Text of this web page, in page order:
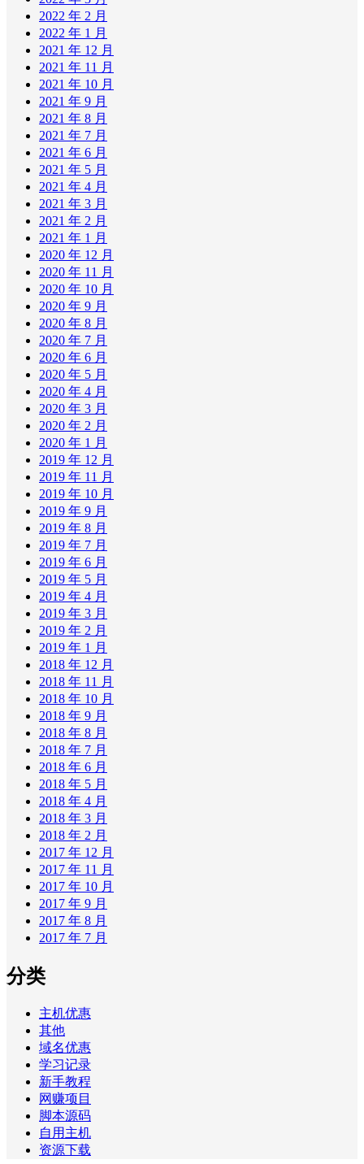
2022 年 2 月
2022 年 1 月
2021 年 12 月
2021 年 11 月
2021 年 10 月
2021 年 9 月
2021 年 8 月
2021 年 7 月
2021 年 6 月
2021 年 5 月
2021 年 4 月
2021 年 3 月
2021 年 2 月
2021 年 1 月
2020 年 12 月
2020 年 11 月
2020 年 10 月
2020 年 9 月
2020 年 8 月
2020 年 7 月
2020 年 6 月
2020 年 5 月
2020 年 4 月
2020 年 3 月
2020 年 2 月
2020 年 1 月
2019 年 12 月
2019 年 11 月
2019 年 10 月
2019 年 9 月
2019 年 8 月
2019 年 7 月
2019 年 6 月
2019 年 5 月
2019 年 4 月
2019 年 3 月
2019 年 2 月
2019 年 1 月
2018 年 12 月
2018 年 11 月
2018 年 10 月
2018 年 9 月
2018 年 8 月
2018 年 7 月
2018 年 6 月
2018 年 5 月
2018 年 4 月
2018 年 3 月
2018 年 2 月
2017 年 12 月
2017 年 11 月
2017 年 10 月
2017 年 9 月
2017 年 8 月
2017 年 7 月
分类
主机优惠
其他
域名优惠
学习记录
新手教程
网赚项目
脚本源码
自用主机
资源下载